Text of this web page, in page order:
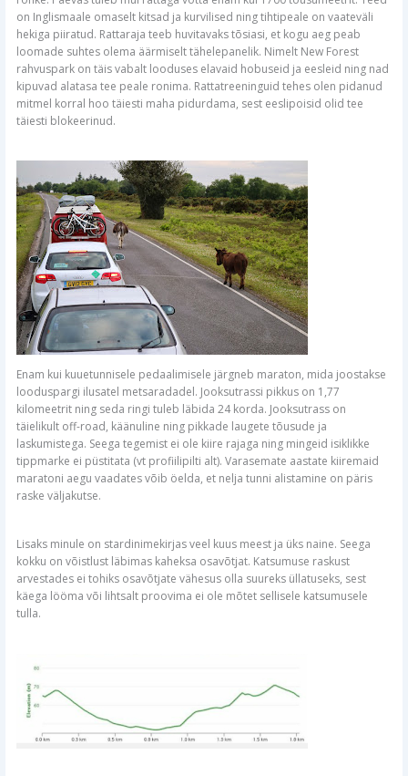
on Inglismaale omaselt kitsad ja kurvilised ning tihtipeale on vaateväli
hekiga piiratud. Rattaraja teeb huvitavaks tõsiasi, et kogu aeg peab
loomade suhtes olema äärmiselt tähelepanelik. Nimelt New Forest
rahvuspark on täis vabalt looduses elavaid hobuseid ja eesleid ning nad
kipuvad alatasa tee peale ronima. Rattatreeninguid tehes olen pidanud
mitmel korral hoo täiesti maha pidurdama, sest eeslipoisid olid tee
täiesti blokeerinud.
Enam kui kuuetunnisele pedaalimisele järgneb maraton, mida joostakse
looduspargi ilusatel metsaradadel. Jooksutrassi pikkus on 1,77
kilomeetrit ning seda ringi tuleb läbida 24 korda. Jooksutrass on
täielikult off-road, käänuline ning pikkade laugete tõusude ja
laskumistega. Seega tegemist ei ole kiire rajaga ning mingeid isiklikke
tippmarke ei püstitata (vt profiilipilti alt). Varasemate aastate kiiremaid
maratoni aegu vaadates võib öelda, et nelja tunni alistamine on päris
raske väljakutse.
Lisaks minule on stardinimekirjas veel kuus meest ja üks naine. Seega
kokku on võistlust läbimas kaheksa osavõtjat. Katsumuse raskust
arvestades ei tohiks osavõtjate vähesus olla suureks üllatuseks, sest
käega lööma või lihtsalt proovima ei ole mõtet sellisele katsumusele
tulla.